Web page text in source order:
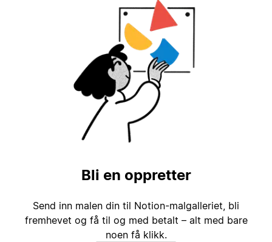
Bli en oppretter
Send inn malen din til Notion-malgalleriet, bli
fremhevet og få til og med betalt – alt med bare
noen få klikk.